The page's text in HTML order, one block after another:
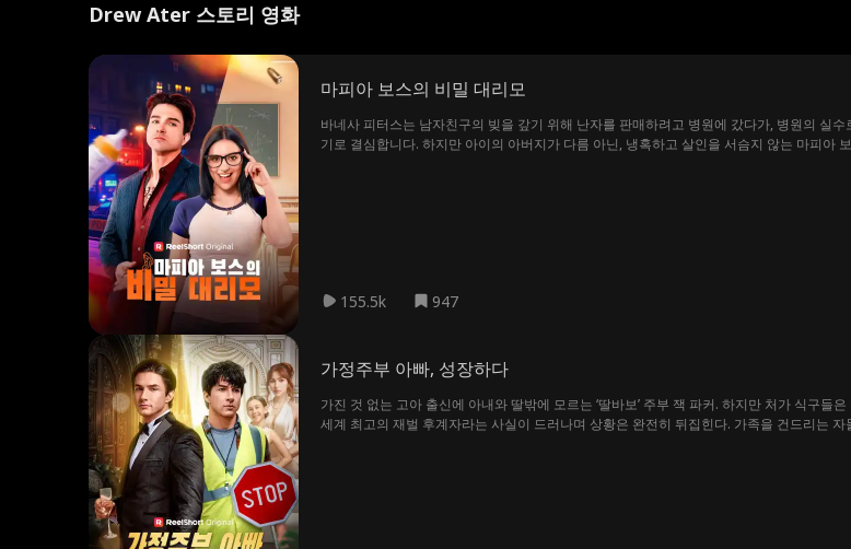
Drew Ater 스토리 영화
마피아 보스의 비밀 대리모
바네사 피터스는 남자친구의 빚을 갚기 위해 난자를 판매하려고 병원에 갔다가, 병원의 실
기로 결심합니다. 하지만 아이의 아버지가 다름 아닌, 냉혹하고 살인을 서슴지 않는 마피아
155.5k 947
가정주부 아빠, 성장하다
가진 것 없는 고아 출신에 아내와 딸밖에 모르는 ‘딸바보’ 주부 잭 파커. 하지만 처가 식구
세계 최고의 재벌 후계자라는 사실이 드러나며 상황은 완전히 뒤집힌다. 가족을 건드리는